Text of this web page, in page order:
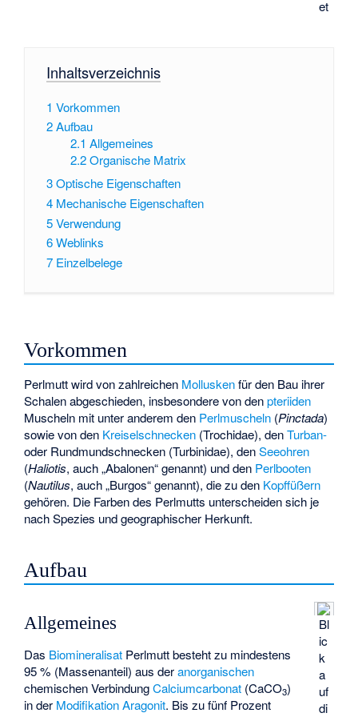
et
Inhaltsverzeichnis
1 Vorkommen
2Aufbau
2.1 Allgemeines
2.2 Organische Matrix
3Optische Eigenschaften
4 Mechanische Eigenschaften
5Verwendung
6Weblinks
7 Einzelbelege
Vorkommen
Perlmutt wird von zahlreichen Molluskenfür den Bau ihrer
Schalen abgeschieden, insbesondere von denpteriiden
Muscheln mit unter anderem den Perlmuscheln (Pinctada)
sowie von den Kreiselschnecken (Trochidae), denTurban-
oder Rundmundschnecken (Turbinidae), denSeeohren
(Haliotis, auch „Abalonen“ genannt) und den Perlbooten
(Nautilus, auch „Burgos“ genannt), die zu den Kopffüßern
gehören. Die Farben des Perlmutts unterscheiden sich je
nach Spezies und geographischer Herkunft.
Aufbau
Bl
ic
k
a
uf
di
Allgemeines
Das Biomineralisat Perlmutt besteht zu mindestens
95 % (Massenanteil) aus deranorganischen
chemischen VerbindungCalciumcarbonat (CaCO3)
in der Modifikation Aragonit. Bis zu fünf Prozent